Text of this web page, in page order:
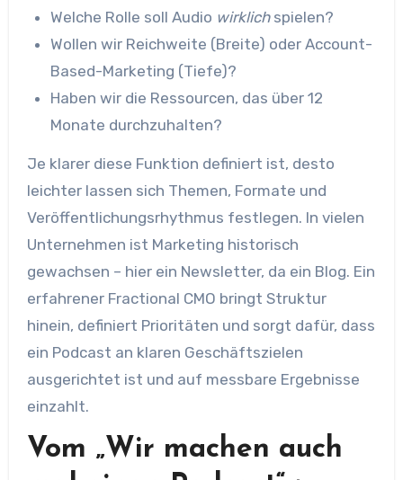
Welche Rolle soll Audio wirklichspielen?
Wollen wir Reichweite (Breite) oder Account-
Based-Marketing (Tiefe)?
Haben wir die Ressourcen, das über 12
Monate durchzuhalten?
Je klarer diese Funktion definiert ist, desto
leichter lassen sich Themen, Formate und
Veröffentlichungsrhythmus festlegen. In vielen
Unternehmen ist Marketing historisch
gewachsen – hier ein Newsletter, da ein Blog. Ein
erfahrener Fractional CMO bringt Struktur
hinein, definiert Prioritäten und sorgt dafür, dass
ein Podcast an klaren Geschäftszielen
ausgerichtet ist und auf messbare Ergebnisse
einzahlt.
Vom „Wir machen auch